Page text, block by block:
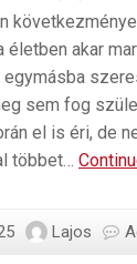
életben akar
sem fog
el is éri, de
többet…
Lajos